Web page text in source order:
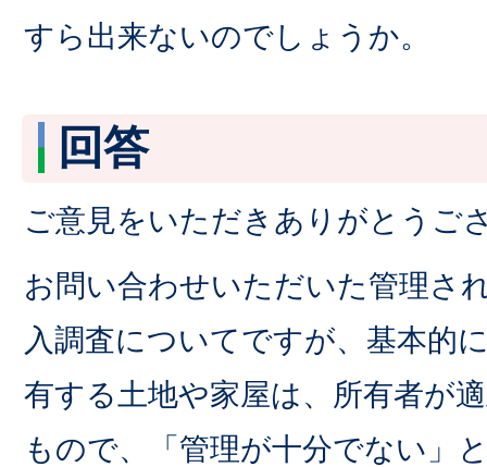
すら出来ないのでしょうか。
回答
ご意見をいただきありがとうご
お問い合わせいただいた管理さ
入調査についてですが、基本的
有する土地や家屋は、所有者が
もので、「管理が十分でない」